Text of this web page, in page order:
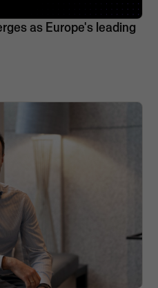
as Europe's leading